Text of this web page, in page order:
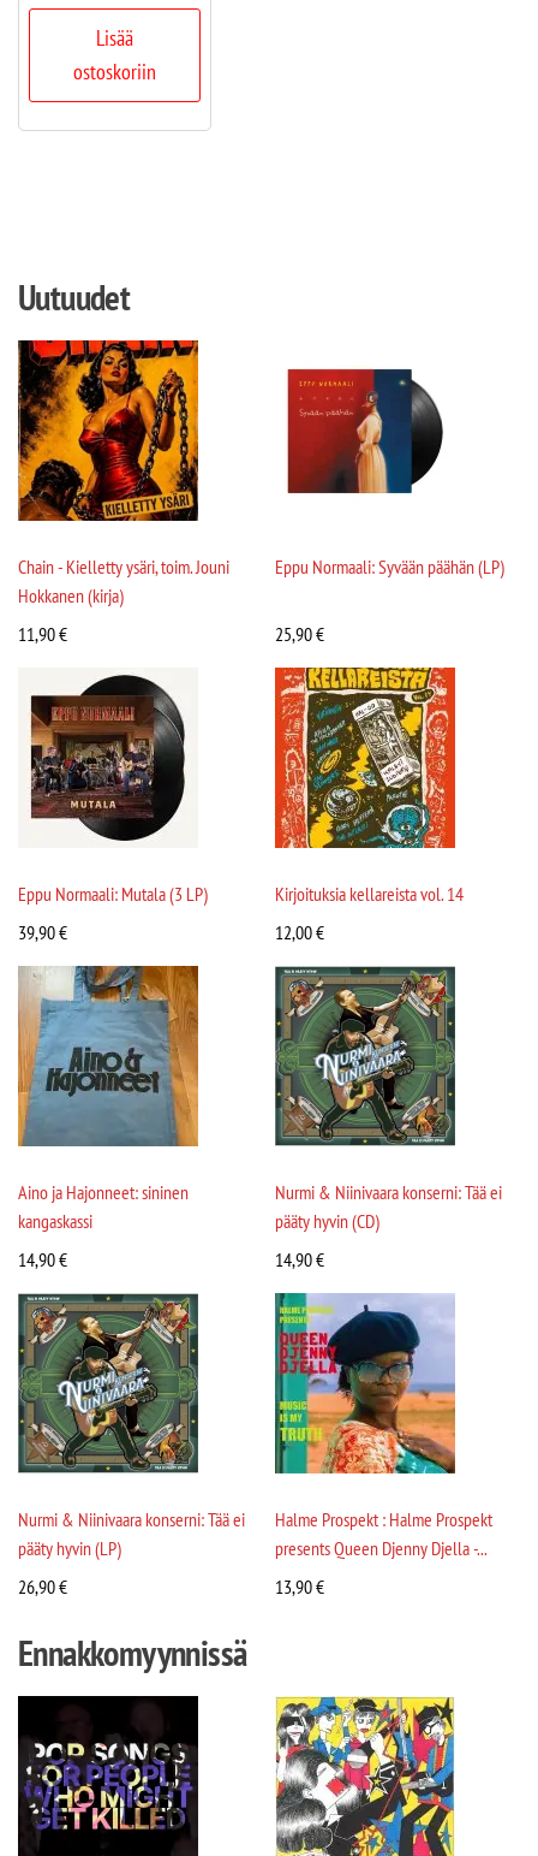
Lisää
ostoskoriin
Uutuudet
Chain - Kielletty ysäri, toim. Jouni
Hokkanen (kirja)
11,90€
Eppu Normaali: Syvään päähän (LP)
25,90€
Eppu Normaali: Mutala (3 LP)
39,90€
Kirjoituksia kellareista vol. 14
12,00€
Aino ja Hajonneet: sininen
kangaskassi
14,90€
Nurmi & Niinivaara konserni: Tää ei
pääty hyvin (CD)
14,90€
Nurmi & Niinivaara konserni: Tää ei
pääty hyvin (LP)
26,90€
Halme Prospekt : Halme Prospekt
presents Queen Djenny Djella -...
13,90€
Ennakkomyynnissä